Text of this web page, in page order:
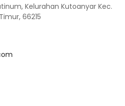
Kelurahan Kutoanyar Kec.
66215